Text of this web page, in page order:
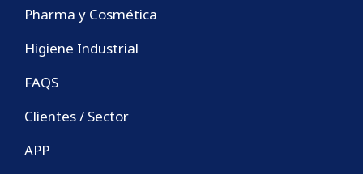
Pharma y Cosmética
Higiene Industrial
FAQS
Clientes / Sector
APP